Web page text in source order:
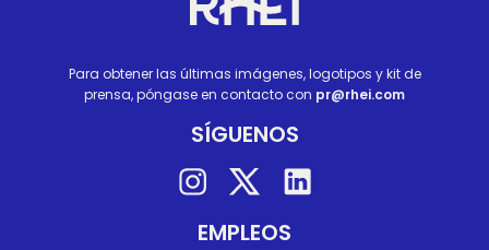
Para obtener las últimas imágenes, logotipos y kit de
prensa, póngase en contacto con pr@rhei.com
SÍGUENOS
Follow on instagram
Follow on twitterFollow on linkedin
EMPLEOS